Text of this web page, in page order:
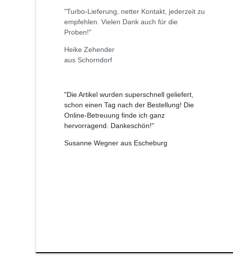
"Turbo-Lieferung, netter Kontakt, jederzeit zu
empfehlen. Vielen Dank auch für die
Proben!"
Heike Zehender
aus Schorndorf
"Die Artikel wurden superschnell geliefert,
schon einen Tag nach der Bestellung! Die
Online-Betreuung finde ich ganz
hervorragend. Dankeschön!"
Susanne Wegner aus Escheburg